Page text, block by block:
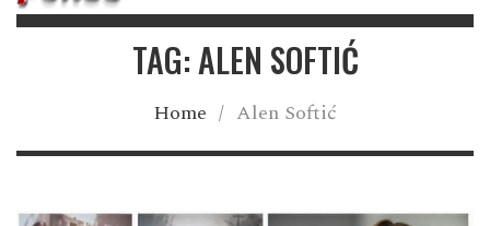
TAG: ALEN SOFTIĆ
Home / Alen Softić